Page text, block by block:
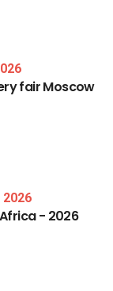
fairMoscow
2026
Africa- 2026